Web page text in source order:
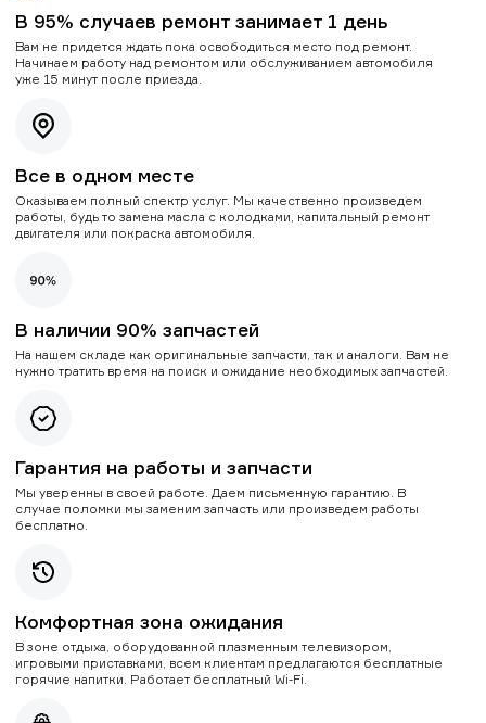
В 95% случаев ремонт занимает 1 день
Вам не придется ждать пока освободиться место под ремонт.
Начинаем работу над ремонтом или обслуживанием автомобиля
уже 15 минут после приезда.
Все в одном месте
Оказываем полный спектр услуг. Мы качественно произведем
работы, будь то замена масла с колодками, капитальный ремонт
двигателя или покраска автомобиля.
В наличии 90% запчастей
На нашем складе как оригинальные запчасти, так и аналоги. Вам не
нужно тратить время на поиск и ожидание необходимых запчастей.
Гарантия на работы и запчасти
Мы уверенны в своей работе. Даем письменную гарантию. В
случае поломки мы заменим запчасть или произведем работы
бесплатно.
Комфортная зона ожидания
В зоне отдыха, оборудованной плазменным телевизором,
игровыми приставками, всем клиентам предлагаются бесплатные
горячие напитки. Работает бесплатный Wi-Fi.